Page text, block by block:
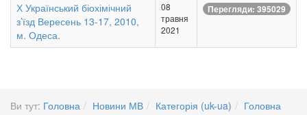
Х Український біохімічний
з’їзд Вересень 13-17, 2010,
м. Одеса.
08
травня
2021
Перегляди: 395029
Ви тут: Головна Новини МВ Категорія (uk-ua)
Головна